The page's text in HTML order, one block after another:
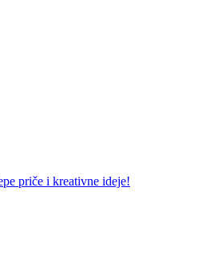
priče i kreativne ideje!